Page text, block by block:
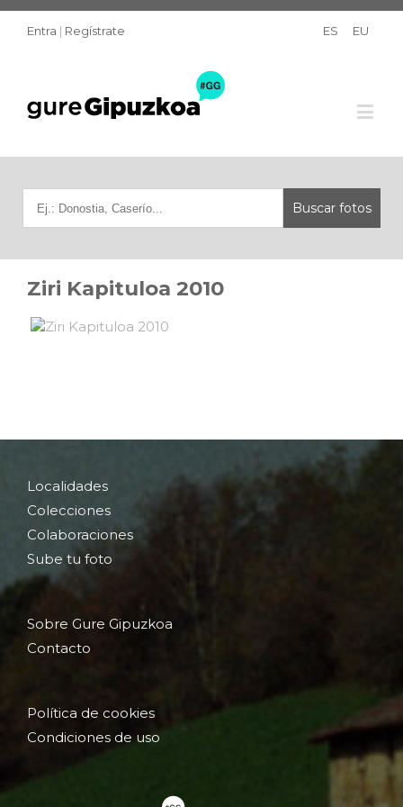
Entra | Regístrate ES EU
Ziri Kapituloa 2010
Localidades
Colecciones
Colaboraciones
Sube tu foto
Sobre Gure Gipuzkoa
Contacto
Política de cookies
Condiciones de uso